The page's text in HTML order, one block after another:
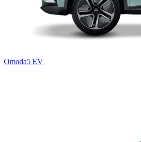
Omoda5 EV